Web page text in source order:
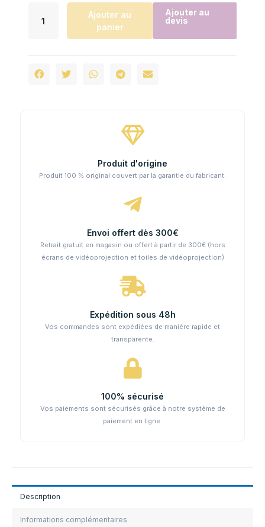
Ajouter au
panier
Ajouter au
devis
Produit d'origine
Produit 100 % original couvert par la garantie du fabricant.
Envoi offert dès 300€
Retrait gratuit en magasin ou offert à partir de 300€ (hors
écrans de vidéoprojection et toiles de vidéoprojection)
Expédition sous 48h
Vos commandes sont expédiées de manière rapide et
transparente.
100% sécurisé
Vos paiements sont sécurisés grâce à notre système de
paiement en ligne.
Description
Informations complémentaires